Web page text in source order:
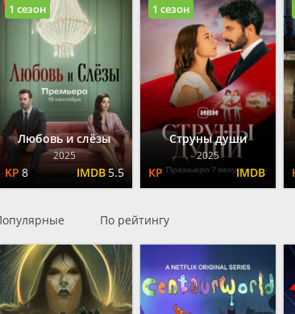
Любовь и слёзы
2025
8 5.5
1 сезон
Струны души
2025
1 сезон
По рейтингу